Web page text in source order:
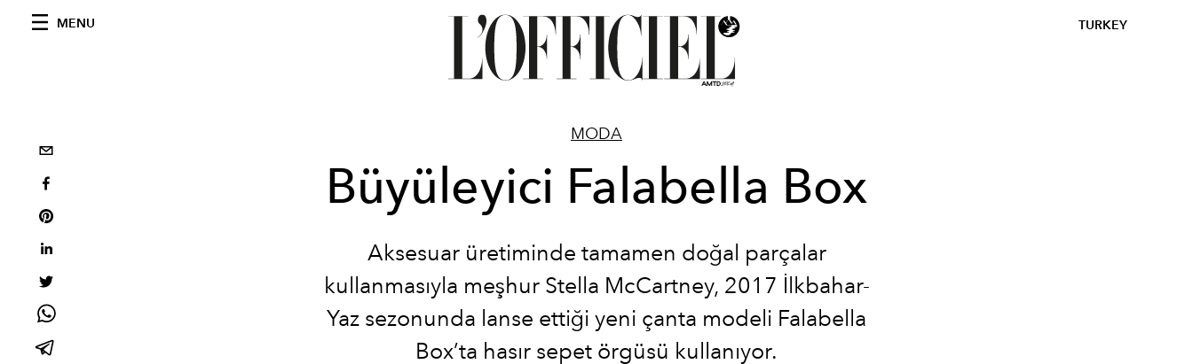
MENU TURKEY
MODA
Büyüleyici Falabella Box
Aksesuar üretiminde tamamen doğal parçalar
kullanmasıyla meşhur Stella McCartney, 2017 İlkbahar-
Yaz sezonunda lanse ettiği yeni çanta modeli Falabella
Box’ta hasır sepet örgüsü kullanıyor.